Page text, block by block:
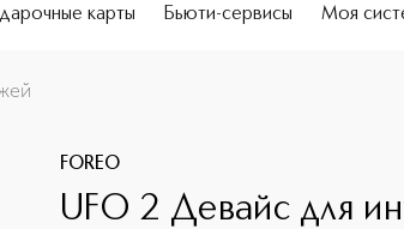
карты Бьюти-сервисы Моя
FOREO
UFO 2 Девайс для